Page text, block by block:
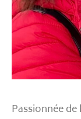
Passionnée